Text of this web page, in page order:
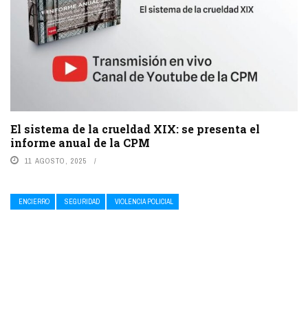
El sistema de la crueldad XIX: se presenta el
informe anual de la CPM
11 AGOSTO, 2025
ENCIERRO SEGURIDAD VIOLENCIA POLICIAL